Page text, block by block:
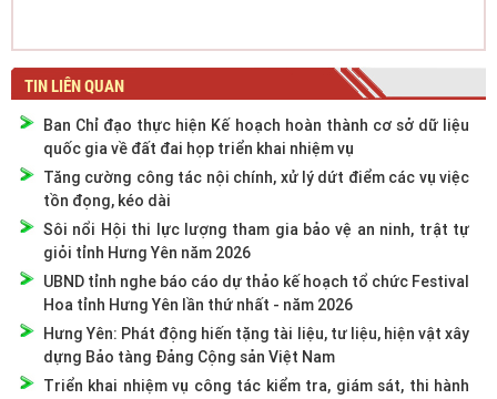
TIN LIÊN QUAN
Ban Chỉ đạo thực hiện Kế hoạch hoàn thành cơ sở dữ liệu
quốc gia về đất đai họp triển khai nhiệm vụ
Tăng cường công tác nội chính, xử lý dứt điểm các vụ việc
tồn đọng, kéo dài
Sôi nổi Hội thi lực lượng tham gia bảo vệ an ninh, trật tự
giỏi tỉnh Hưng Yên năm 2026
UBND tỉnh nghe báo cáo dự thảo kế hoạch tổ chức Festival
Hoa tỉnh Hưng Yên lần thứ nhất - năm 2026
Hưng Yên: Phát động hiến tặng tài liệu, tư liệu, hiện vật xây
dựng Bảo tàng Đảng Cộng sản Việt Nam
Triển khai nhiệm vụ công tác kiểm tra, giám sát, thi hành